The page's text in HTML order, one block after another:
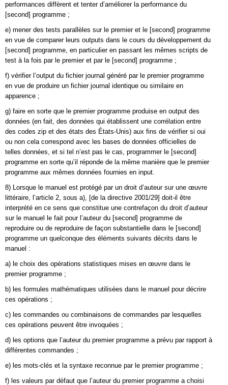
performances diffèrent et tenter d’améliorer la performance du
[second] programme ;
e) mener des tests parallèles sur le premier et le [second] programme
en vue de comparer leurs outputs dans le cours du développement du
[second] programme, en particulier en passant les mêmes scripts de
test à la fois par le premier et par le [second] programme ;
f) vérifier l’output du fichier journal généré par le premier programme
en vue de produire un fichier journal identique ou similaire en
apparence ;
g) faire en sorte que le premier programme produise en output des
données (en fait, des données qui établissent une corrélation entre
des codes zip et des états des États-Unis) aux fins de vérifier si oui
ou non cela correspond avec les bases de données officielles de
telles données, et si tel n’est pas le cas, programmer le [second]
programme en sorte qu’il réponde de la même manière que le premier
programme aux mêmes données fournies en input.
8) Lorsque le manuel est protégé par un droit d’auteur sur une œuvre
littéraire, l’article 2, sous a), [de la directive 2001/29] doit-il être
interprété en ce sens que constitue une contrefaçon du droit d’auteur
sur le manuel le fait pour l’auteur du [second] programme de
reproduire ou de reproduire de façon substantielle dans le [second]
programme un quelconque des éléments suivants décrits dans le
manuel :
a) le choix des opérations statistiques mises en œuvre dans le
premier programme ;
b) les formules mathématiques utilisées dans le manuel pour décrire
ces opérations ;
c) les commandes ou combinaisons de commandes par lesquelles
ces opérations peuvent être invoquées ;
d) les options que l’auteur du premier programme a prévu par rapport à
différentes commandes ;
e) les mots-clés et la syntaxe reconnue par le premier programme ;
f) les valeurs par défaut que l’auteur du premier programme a choisi